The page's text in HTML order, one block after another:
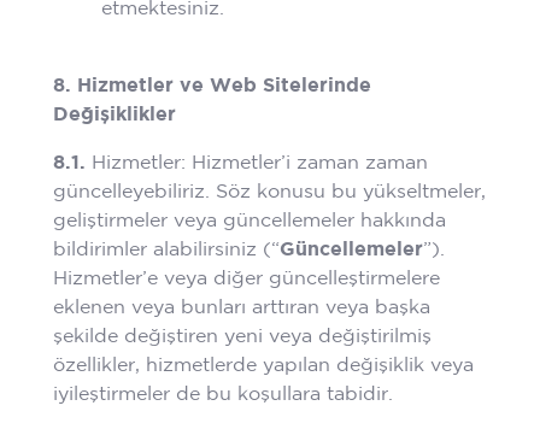
etmektesiniz.
8. Hizmetler ve Web Sitelerinde
Değişiklikler
8.1. Hizmetler: Hizmetler’i zaman zaman
güncelleyebiliriz. Söz konusu bu yükseltmeler,
geliştirmeler veya güncellemeler hakkında
bildirimler alabilirsiniz (“Güncellemeler”).
Hizmetler’e veya diğer güncelleştirmelere
eklenen veya bunları arttıran veya başka
şekilde değiştiren yeni veya değiştirilmiş
özellikler, hizmetlerde yapılan değişiklik veya
iyileştirmeler de bu koşullara tabidir.